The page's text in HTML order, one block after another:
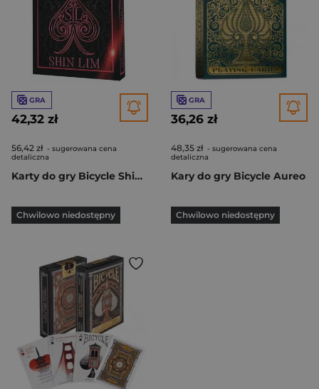
GRA
42,32 zł
56,42 zł - sugerowana cena
detaliczna
Karty do gry Bicycle Shin Lim
Chwilowo niedostępny
GRA
36,26 zł
48,35 zł - sugerowana cena
detaliczna
Kary do gry Bicycle Aureo
Chwilowo niedostępny